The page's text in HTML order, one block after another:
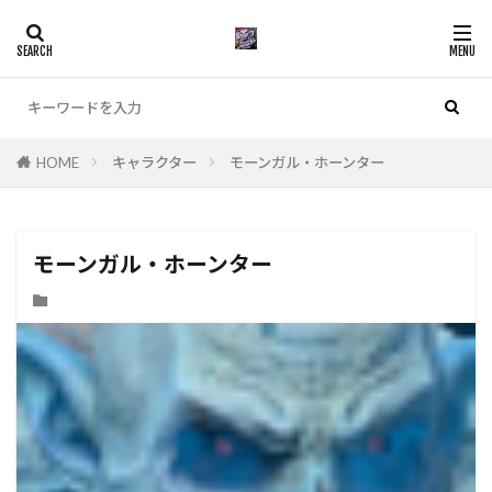
HOME キャラクター モーンガル・ホーンター
モーンガル・ホーンター
カテゴリー